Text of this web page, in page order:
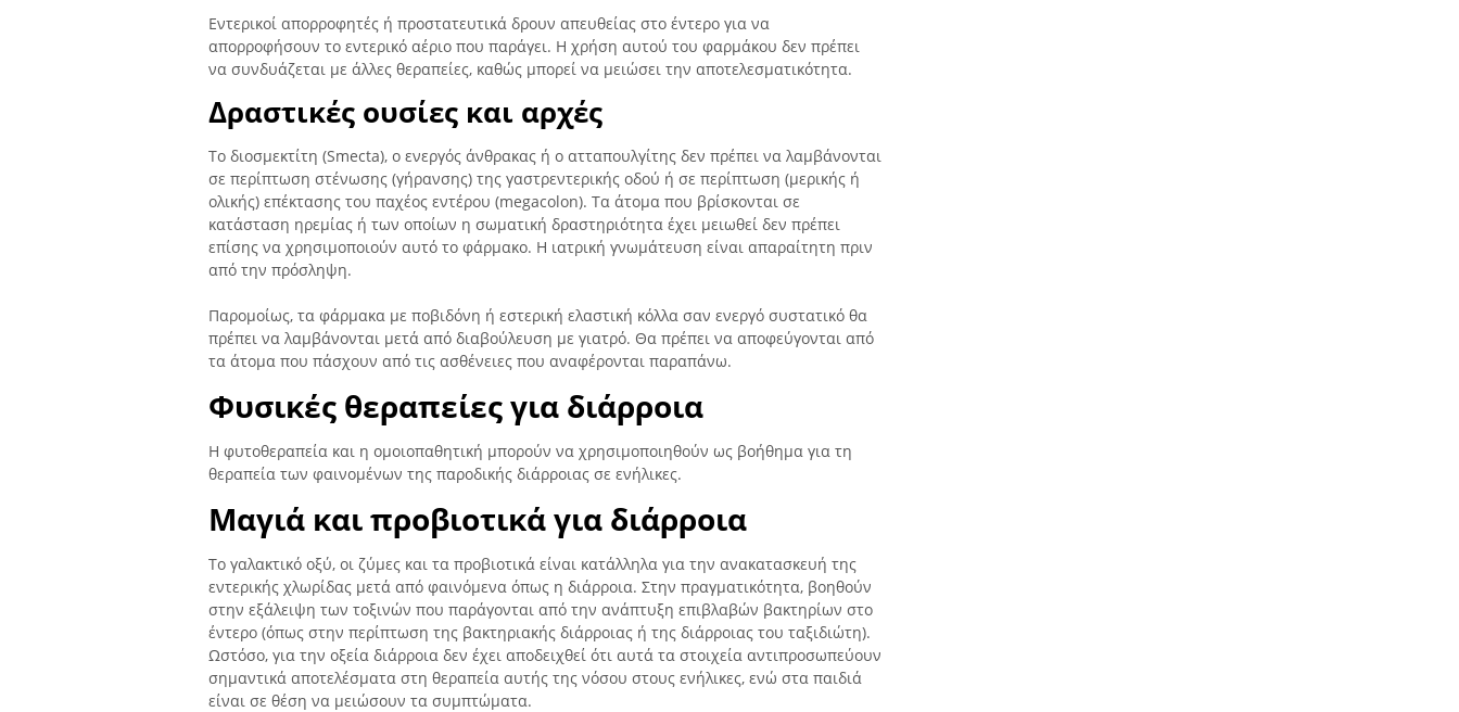
Εντερικοί απορροφητές ή προστατευτικά δρουν απευθείας στο έντερο για να
απορροφήσουν το εντερικό αέριο που παράγει. Η χρήση αυτού του φαρμάκου δεν πρέπει
να συνδυάζεται με άλλες θεραπείες, καθώς μπορεί να μειώσει την αποτελεσματικότητα.
Δραστικές ουσίες και αρχές
Το διοσμεκτίτη (Smecta), ο ενεργός άνθρακας ή ο ατταπουλγίτης δεν πρέπει να λαμβάνονται
σε περίπτωση στένωσης (γήρανσης) της γαστρεντερικής οδού ή σε περίπτωση (μερικής ή
ολικής) επέκτασης του παχέος εντέρου (megacolon). Τα άτομα που βρίσκονται σε
κατάσταση ηρεμίας ή των οποίων η σωματική δραστηριότητα έχει μειωθεί δεν πρέπει
επίσης να χρησιμοποιούν αυτό το φάρμακο. Η ιατρική γνωμάτευση είναι απαραίτητη πριν
από την πρόσληψη.
Παρομοίως, τα φάρμακα με ποβιδόνη ή εστερική ελαστική κόλλα σαν ενεργό συστατικό θα
πρέπει να λαμβάνονται μετά από διαβούλευση με γιατρό. Θα πρέπει να αποφεύγονται από
τα άτομα που πάσχουν από τις ασθένειες που αναφέρονται παραπάνω.
Φυσικές θεραπείες για διάρροια
Η φυτοθεραπεία και η ομοιοπαθητική μπορούν να χρησιμοποιηθούν ως βοήθημα για τη
θεραπεία των φαινομένων της παροδικής διάρροιας σε ενήλικες.
Μαγιά και προβιοτικά για διάρροια
Το γαλακτικό οξύ, οι ζύμες και τα προβιοτικά είναι κατάλληλα για την ανακατασκευή της
εντερικής χλωρίδας μετά από φαινόμενα όπως η διάρροια. Στην πραγματικότητα, βοηθούν
στην εξάλειψη των τοξινών που παράγονται από την ανάπτυξη επιβλαβών βακτηρίων στο
έντερο (όπως στην περίπτωση της βακτηριακής διάρροιας ή της διάρροιας του ταξιδιώτη).
Ωστόσο, για την οξεία διάρροια δεν έχει αποδειχθεί ότι αυτά τα στοιχεία αντιπροσωπεύουν
σημαντικά αποτελέσματα στη θεραπεία αυτής της νόσου στους ενήλικες, ενώ στα παιδιά
είναι σε θέση να μειώσουν τα συμπτώματα.